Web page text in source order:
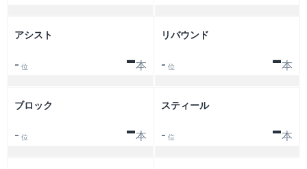
アシスト
- 位 -本
リバウンド
- 位 -本
ブロック
- 位 -本
スティール
- 位 -本